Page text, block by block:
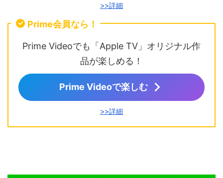
>>詳細
Prime会員なら！
Prime Videoでも「Apple TV」オリジナル作
品が楽しめる！
Prime Videoで楽しむ
>>詳細